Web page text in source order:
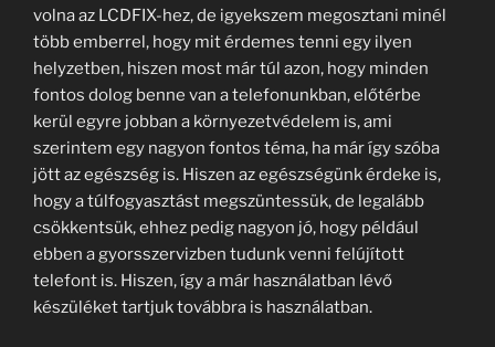
volna az LCDFIX-hez, de igyekszem megosztani minél
több emberrel, hogy mit érdemes tenni egy ilyen
helyzetben, hiszen most már túl azon, hogy minden
fontos dolog benne van a telefonunkban, előtérbe
kerül egyre jobban a környezetvédelem is, ami
szerintem egy nagyon fontos téma, ha már így szóba
jött az egészség is. Hiszen az egészségünk érdeke is,
hogy a túlfogyasztást megszüntessük, de legalább
csökkentsük, ehhez pedig nagyon jó, hogy például
ebben a gyorsszervizben tudunk venni felújított
telefont is. Hiszen, így a már használatban lévő
készüléket tartjuk továbbra is használatban.